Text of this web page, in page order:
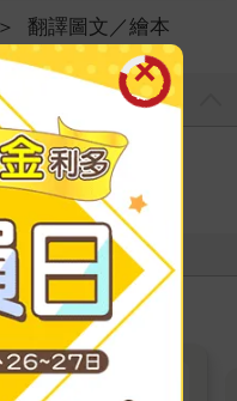
＞ 翻譯圖文／繪本